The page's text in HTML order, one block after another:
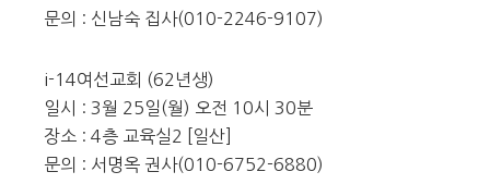
문의 : 신남숙 집사(010-2246-9107)
i-14여선교회 (62년생)
일시 : 3월 25일(월) 오전 10시 30분
장소 : 4층 교육실2 [일산]
문의 : 서명옥 권사(010-6752-6880)